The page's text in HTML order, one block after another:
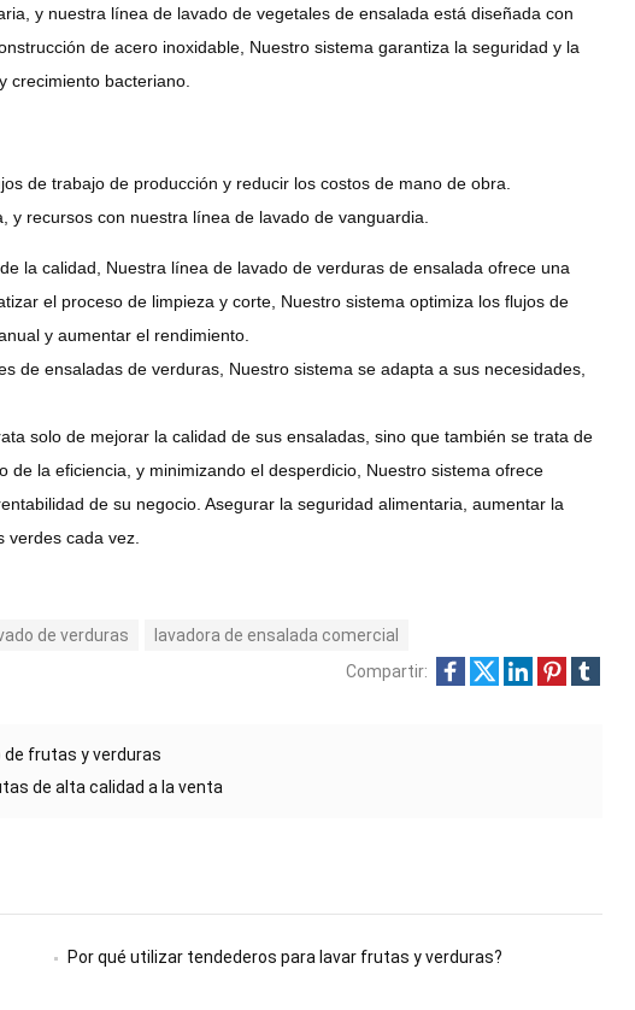
y nuestra línea de lavado de vegetales de ensalada está diseñada con
de acero inoxidable, Nuestro sistema garantiza la seguridad y la
crecimiento bacteriano.
de trabajo de producción y reducir los costos de mano de obra.
recursos con nuestra línea de lavado de vanguardia.
la calidad, Nuestra línea de lavado de verduras de ensalada ofrece una
el proceso de limpieza y corte, Nuestro sistema optimiza los flujos de
y aumentar el rendimiento.
de ensaladas de verduras, Nuestro sistema se adapta a sus necesidades,
solo de mejorar la calidad de sus ensaladas, sino que también se trata de
la eficiencia, y minimizando el desperdicio, Nuestro sistema ofrece
de su negocio. Asegurar la seguridad alimentaria, aumentar la
verdes cada vez.
de verduras
lavadora de ensalada comercial
Compartir:
de frutas y verduras
de alta calidad a la venta
Por qué utilizar tendederos para lavar frutas y verduras?